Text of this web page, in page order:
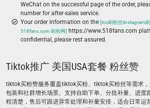
WeChat on the successful page of the order,
number for after-sales service.
Your order information on the [ins刷粉丝|instagram
518fans.com 刷粉网]
https://www.518fans.com
confidential, please rest assured.
Tiktok推广 美国USA套餐 粉丝赞
tiktok买粉赞服务覆盖tiktok买粉、tiktok买粉丝等需求
包装和社群增长场景。支持自助下单、分批补量、进度
程清楚，售后可跟进异常处理和补量安排，适合日常运